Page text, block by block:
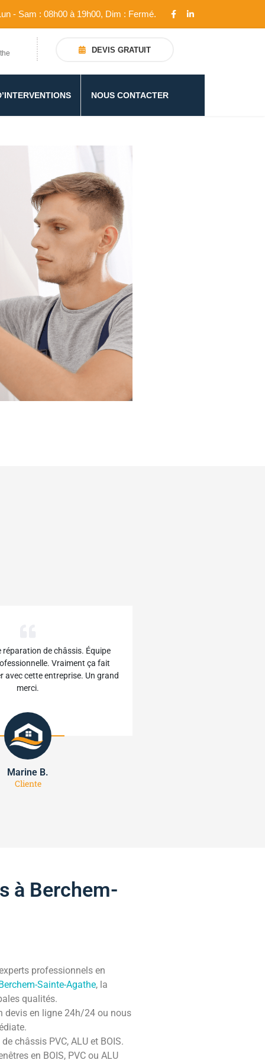
- Sam : 08h00 à 19h00, Dim : Fermé.
DEVIS GRATUIT
NOUS CONTACTER
réparation de châssis. Équipe
Vraiment ça fait
avec cette entreprise. Un grand
merci.
Marine B.
Cliente
à Berchem-
professionnels en
Sainte-Agathe, la
qualités.
devis en ligne 24h/24 ou nous
châssis PVC, ALU et BOIS.
en BOIS, PVC ou ALU